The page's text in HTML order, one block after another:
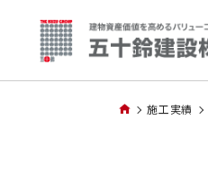
施工実績